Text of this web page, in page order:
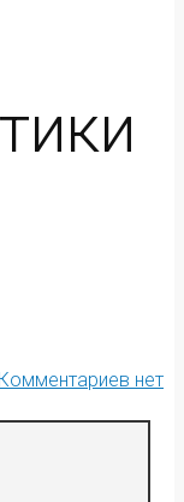
Комментариев нет